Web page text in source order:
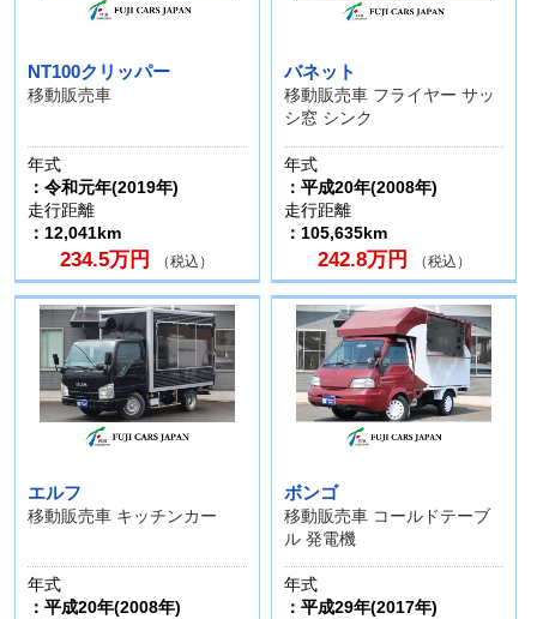
NT100クリッパー
移動販売車
年式
：令和元年(2019年)
走行距離
：12,041km
234.5万円 （税込）
バネット
移動販売車 フライヤー サッ
シ窓 シンク
年式
：平成20年(2008年)
走行距離
：105,635km
242.8万円 （税込）
エルフ
移動販売車 キッチンカー
年式
：平成20年(2008年)
ボンゴ
移動販売車 コールドテーブ
ル 発電機
年式
：平成29年(2017年)